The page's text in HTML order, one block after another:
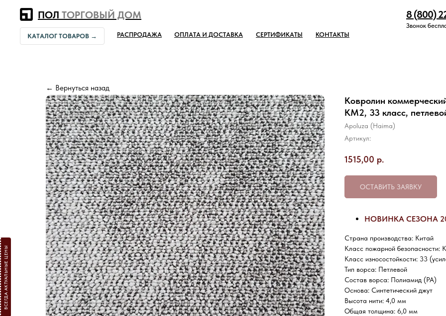
ВСЕГДА АКТУАЛЬНЫЕ ЦЕНЫ
ПОЛ ТОРГОВЫЙ ДОМ 8 (800)
РАСПРОДАЖА
КАТАЛОГ ТОВАРОВ → ОПЛАТА И ДОСТАВКА СЕРТИФИКАТЫ КОНТАКТЫ
Звонок
← Вернуться назад
Ковролин
КМ2, 33 класс,
Apoluza (Haima)
Артикул:
1515,00 р.
ОСТАВИТЬ ЗАЯВКУ
НОВИНКА СЕЗОНА
Страна производства: Китай
Класс пожарной безопасности:
Класс износостойкости: 33
Тип ворса: Петлевой
Состав ворса: Полиамид (PA)
Основа: Синтетический джут
Высота нити: 4,0 мм
Общая толщина: 6,0 мм